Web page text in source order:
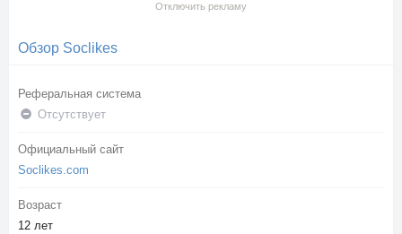
Отключить рекламу
Обзор Soclikes
Реферальная система
Отсутствует
Официальный сайт
Soclikes.com
Возраст
12 лет